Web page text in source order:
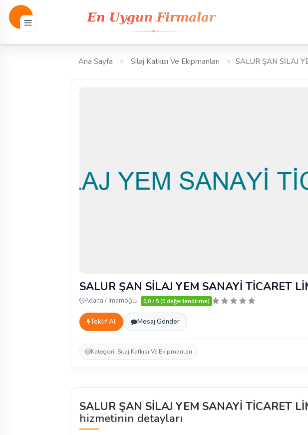
Ana Sayfa Sılaj Katkısı Ve Ekipmanları SALUR ŞAN SİLAJ
SALUR ŞAN SİLAJ YEM SANAYİ TİCARET
Adana / İmamoğlu 0,0 / 5 (0 değerlendirme)
Teklif Al Mesaj Gönder
Kategori: Sılaj Katkısı Ve Ekipmanları
SALUR ŞAN SİLAJ YEM SANAYİ TİCARET
hizmetinin detayları